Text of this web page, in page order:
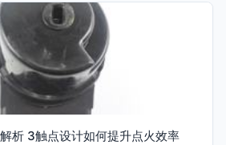
析 3触点设计如何提升点火效率